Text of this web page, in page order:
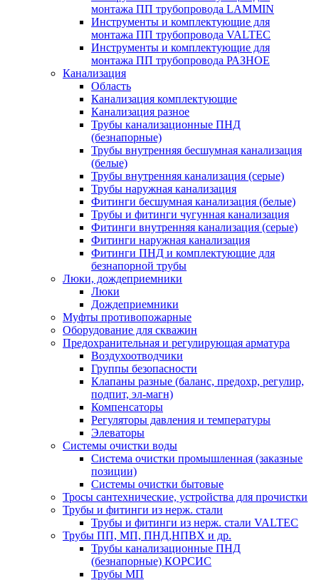
монтажа ПП трубопровода LAMMIN
Инструменты и комплектующие для
монтажа ПП трубопровода VALTEC
Инструменты и комплектующие для
монтажа ПП трубопровода РАЗНОЕ
Канализация
Область
Канализация комплектующие
Канализация разное
Трубы канализационные ПНД
(безнапорные)
Трубы внутренняя бесшумная канализация
(белые)
Трубы внутренняя канализация (серые)
Трубы наружная канализация
Фитинги бесшумная канализация (белые)
Трубы и фитинги чугунная канализация
Фитинги внутренняя канализация (серые)
Фитинги наружная канализация
Фитинги ПНД и комплектующие для
безнапорной трубы
Люки, дождеприемники
Люки
Дождеприемники
Муфты противопожарные
Оборудование для скважин
Предохранительная и регулирующая арматура
Воздухоотводчики
Группы безопасности
Клапаны разные (баланс, предохр, регулир,
подпит, эл-магн)
Компенсаторы
Регуляторы давления и температуры
Элеваторы
Системы очистки воды
Система очистки промышленная (заказные
позиции)
Системы очистки бытовые
Тросы сантехнические, устройства для прочистки
Трубы и фитинги из нерж. стали
Трубы и фитинги из нерж. стали VALTEC
Трубы ПП, МП, ПНД,НПВХ и др.
Трубы канализационные ПНД
(безнапорные) КОРСИС
Трубы МП